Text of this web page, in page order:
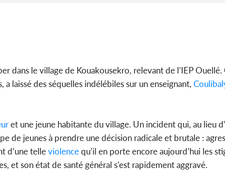
dans le village de Kouakousekro, relevant de l’IEP
laissé des séquelles indélébiles sur un enseignant,
et une jeune habitante du village. Un incident qui, au lieu
de jeunes à prendre une décision radicale et brutale :
d’une telleviolencequ’il en porte encore aujourd’hui les
et son état de santé général s’est rapidement aggravé.